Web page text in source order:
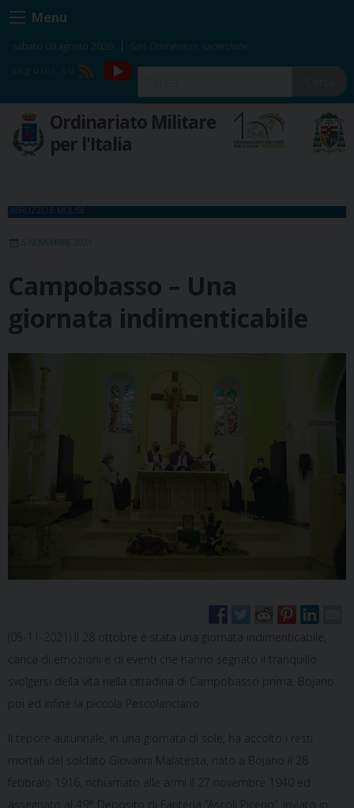
Skip
to
content
Menu
sabato 08 agosto 2026 San Domenico, sacerdote
RSS
YouTube
Ordinariato Militare
per l'Italia
ABRUZZO E MOLISE
5 NOVEMBRE 2021
Campobasso – Una
giornata indimenticabile
(05-11-2021) Il 28 ottobre è stata una giornata indimenticabile,
carica di emozioni e di eventi che hanno segnato il tranquillo
svolgersi della vita nella cittadina di Campobasso prima, Bojano
poi ed infine la piccola Pescolanciano.
Il tepore autunnale, in una giornata di sole, ha accolto i resti
mortali del soldato Giovanni Malatesta, nato a Bojano il 28
febbraio 1916, richiamato alle armi il 27 novembre 1940 ed
assegnato al 49° Deposito di Fanteria “Ascoli Piceno”, inviato in